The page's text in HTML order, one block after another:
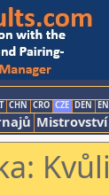
CHN CRO CZE DEN
Mistrovství